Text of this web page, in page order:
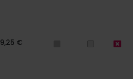
9,25 €